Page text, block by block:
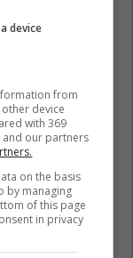
device
from
device
with 369
and our partners
on the basis
by managing
of this page
in privacy